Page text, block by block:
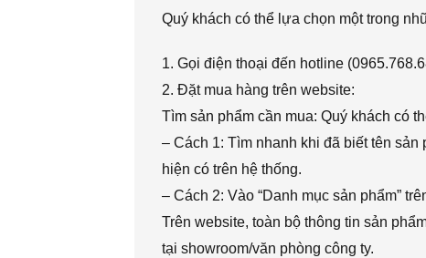
Quý khách có thể lựa chọn một trong
1. Gọi điện thoại đến hotline
2. Đặt mua hàng trên website:
Tìm sản phẩm cần mua: Quý khách có
– Cách 1: Tìm nhanh khi đã biết tên sản
hiện có trên hệ thống.
– Cách 2: Vào “Danh mục sản phẩm”
Trên website, toàn bộ thông tin sản
tại showroom/văn phòng công ty.